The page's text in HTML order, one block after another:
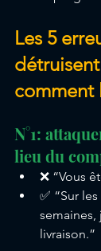
Les 5
comment
N°1:
lieu du
❌ “Vous
✅ “Sur
semaines,
livraison.”